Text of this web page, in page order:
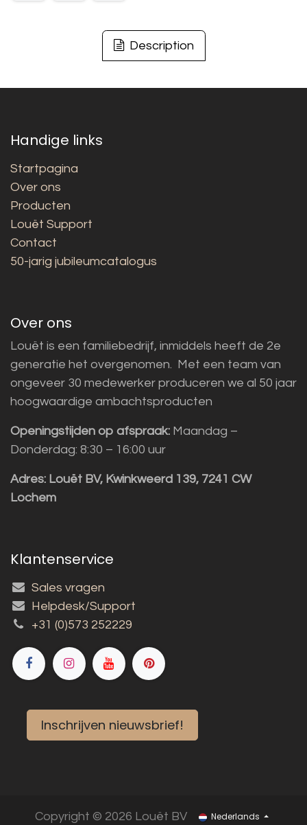
Description
Handige links
Startpagina
Over ons
Producten
Louët Support
Contact
50-jarig jubileumcatalogus
Over ons
Louët is een familiebedrijf, inmiddels heeft de 2e
generatie het overgenomen. Met een team van
ongeveer 30 medewerker produceren we al 50 jaar
hoogwaardige ambachtsproducten
Openingstijden op afspraak: Maandag –
Donderdag: 8:30 – 16:00 uur
Adres: Louët BV, Kwinkweerd 139, 7241 CW
Lochem
Klantenservice
Sales vragen
Helpdesk/Support
+31 (0)573 252229
Inschrijven nieuwsbrief!
Copyright © 2026 Louët BV Nederlands